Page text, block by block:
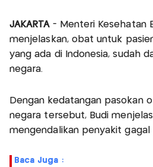
JAKARTA - Menteri Kesehatan
menjelaskan, obat untuk
yang ada di Indonesia, sudah
negara.
Dengan kedatangan pasokan
negara tersebut, Budi
mengendalikan penyakit gagal
Baca Juga :